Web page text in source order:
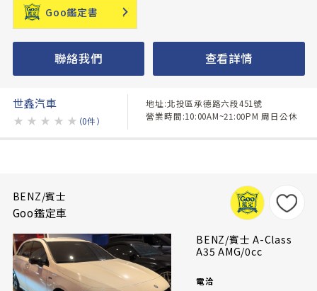
Goo鑑定書
聯絡我們 查看詳情
世鑫汽車
★ ★ ★ ★ ★ （0件）
地址:北投區承德路六段451號
營業時間:10:00AM~21:00PM 周日公休
BENZ/賓士
Goo鑑定車
BENZ/賓士 A-Class
A35 AMG/0cc
電洽